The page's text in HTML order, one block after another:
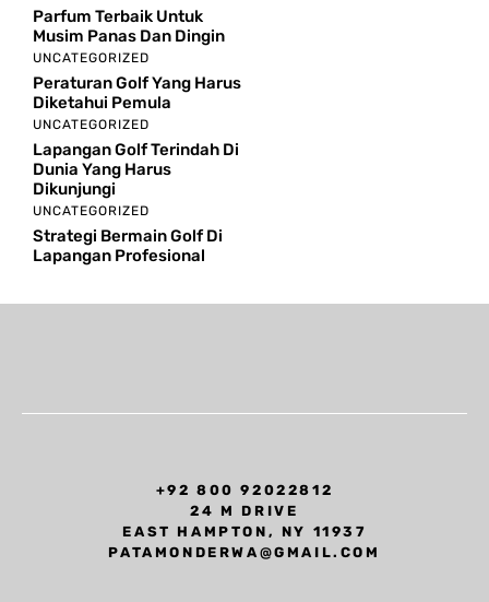
Parfum Terbaik Untuk
Musim Panas Dan Dingin
UNCATEGORIZED
Peraturan Golf Yang Harus
Diketahui Pemula
UNCATEGORIZED
Lapangan Golf Terindah Di
Dunia Yang Harus
Dikunjungi
UNCATEGORIZED
Strategi Bermain Golf Di
Lapangan Profesional
+92 800 92022812
24 M DRIVE
EAST HAMPTON, NY 11937
PATAMONDERWA@GMAIL.COM